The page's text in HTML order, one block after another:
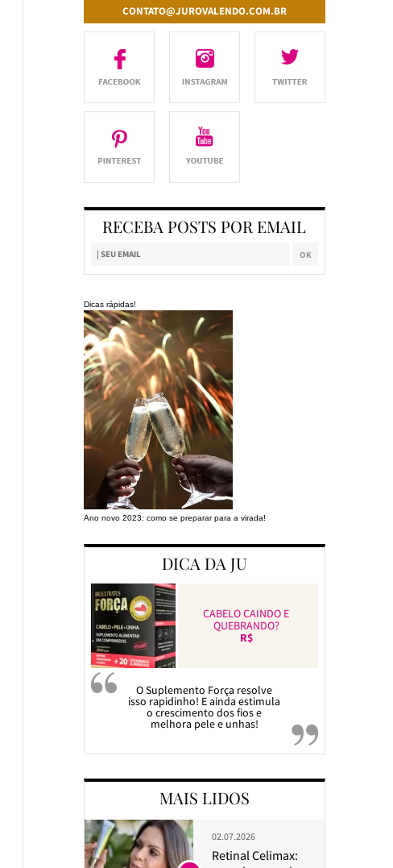
CONTATO@JUROVALENDO.COM.BR
RECEBA POSTS POR EMAIL
Dicas rápidas!
Ano novo 2023: como se preparar para a virada!
DICA DA JU
CABELO CAINDO E
QUEBRANDO?
R$
O Suplemento Força resolve
isso rapidinho! E ainda estimula
o crescimento dos fios e
melhora pele e unhas!
MAIS LIDOS
02.07.2026
Retinal Celimax: